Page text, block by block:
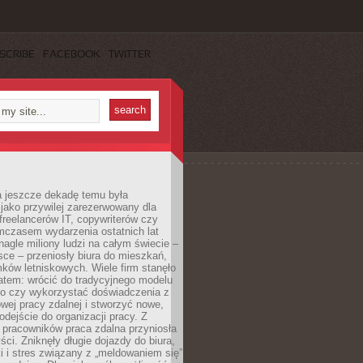
FACEBOOK TWITTER
jeszcze dekadę temu była
przywilej zarezerwowany dla
IT, copywriterów czy
wydarzenia ostatnich lat
miliony ludzi na całym świecie –
– przeniosły biura do mieszkań,
letniskowych. Wiele firm stanęło
wrócić do tradycyjnego modelu
czy wykorzystać doświadczenia z
pracy zdalnej i stworzyć nowe,
do organizacji pracy. Z
praca zdalna przyniosła
Zniknęły długie dojazdy do biura,
i stres związany z „meldowaniem się”